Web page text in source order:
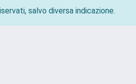
salvo diversa indicazione.